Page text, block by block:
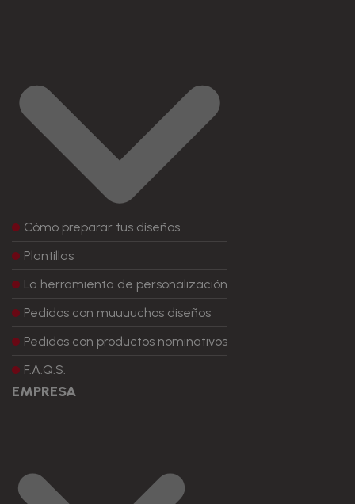
Cómo preparar tus diseños
Plantillas
La herramienta de personalización
Pedidos con muuuuchos diseños
Pedidos con productos nominativos
F.A.Q.S.
EMPRESA